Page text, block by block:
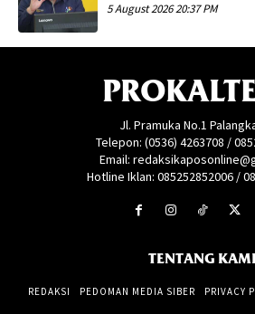
5 August 2026 20:37 PM
Jl. Pramuka No.1
Telepon: (0536) 4263708 /
Email:
Hotline Iklan: 085252852006 /
TENTANG KAMI
REDAKSI PEDOMAN MEDIA SIBER PRIVACY